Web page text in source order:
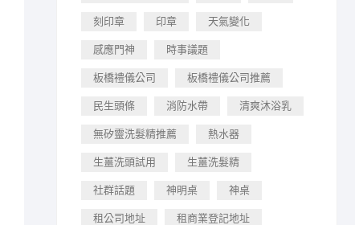
刻印章 印章 天氣變化
感應門神 時事議題
板橋禮儀公司 板橋禮儀公司推薦
民生頭條 消防水帶 清爽沐浴乳
無矽靈洗髮精推薦 熱水器
生薑洗頭試用 生薑洗髮精
社群話題 神明桌 神桌
租公司地址 租商業登記地址